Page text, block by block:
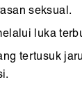
seksual.
luka
tertusuk